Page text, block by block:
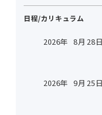
日程/カリキュラム
2026年 8月 28
2026年 9月 25